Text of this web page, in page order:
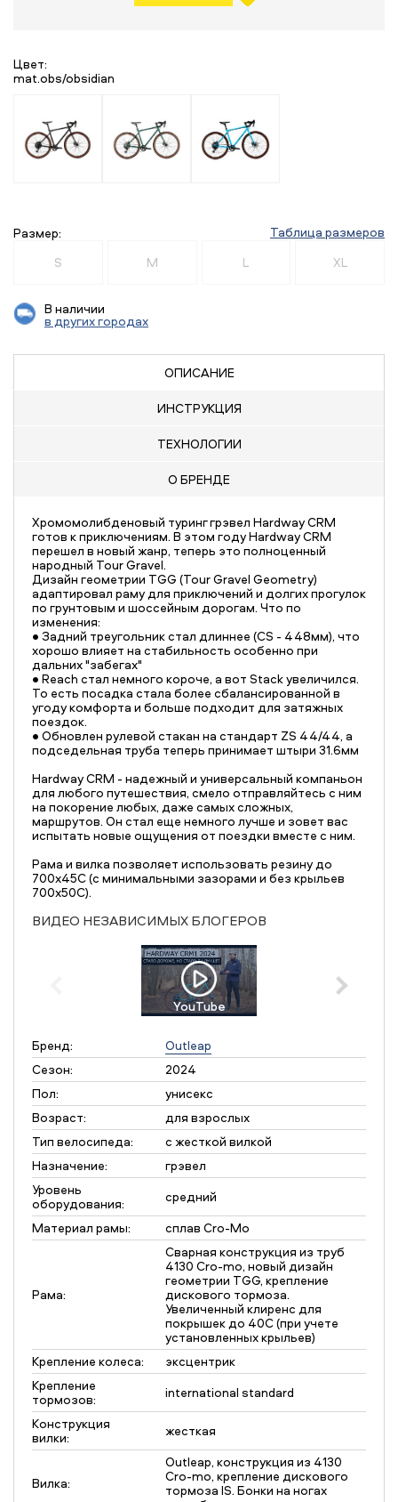
Цвет:
mat.obs/obsidian
Размер:
Таблица размеров
S
M L XL
В наличии
в других городах
ОПИСАНИЕ
ИНСТРУКЦИЯ
ТЕХНОЛОГИИ
О БРЕНДЕ
Хромомолибденовый туринг грэвел Hardway CRM
готов к приключениям. В этом году Hardway CRM
перешел в новый жанр, теперь это полноценный
народный Tour Gravel.
Дизайн геометрии TGG (Tour Gravel Geometry)
адаптировал раму для приключений и долгих прогулок
по грунтовым и шоссейным дорогам. Что по
изменения:
• Задний треугольник стал длиннее (CS - 448мм), что
хорошо влияет на стабильность особенно при
дальних "забегах"
• Reach стал немного короче, а вот Stack увеличился.
То есть посадка стала более сбалансированной в
угоду комфорта и больше подходит для затяжных
поездок.
• Обновлен рулевой стакан на стандарт ZS 44/44, а
подседельная труба теперь принимает штыри 31.6мм
Hardway CRM - надежный и универсальный компаньон
для любого путешествия, смело отправляйтесь с ним
на покорение любых, даже самых сложных,
маршрутов. Он стал еще немного лучше и зовет вас
испытать новые ощущения от поездки вместе с ним.
Рама и вилка позволяет использовать резину до
700х45С (с минимальными зазорами и без крыльев
700х50С).
ВИДЕО НЕЗАВИСИМЫХ БЛОГЕРОВ
YouTube
Бренд:
Outleap
Сезон:
2024
Пол:
унисекс
Возраст:
для взрослых
Тип велосипеда:
с жесткой вилкой
Назначение:
грэвел
Уровень
оборудования:
средний
Материал рамы:
сплав Cro-Mo
Рама:
Сварная конструкция из труб
4130 Cro-mo, новый дизайн
геометрии TGG, крепление
дискового тормоза.
Увеличенный клиренс для
покрышек до 40С (при учете
установленных крыльев)
Крепление колеса:
эксцентрик
Крепление
тормозов:
international standard
Конструкция
вилки:
жесткая
Вилка:
Outleap, конструкция из 4130
Cro-mo, крепление дискового
тормоза IS. Бонки на ногах